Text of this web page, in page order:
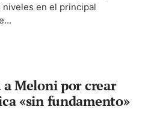
niveles en el principal
Meloni por crear
«sin fundamento»